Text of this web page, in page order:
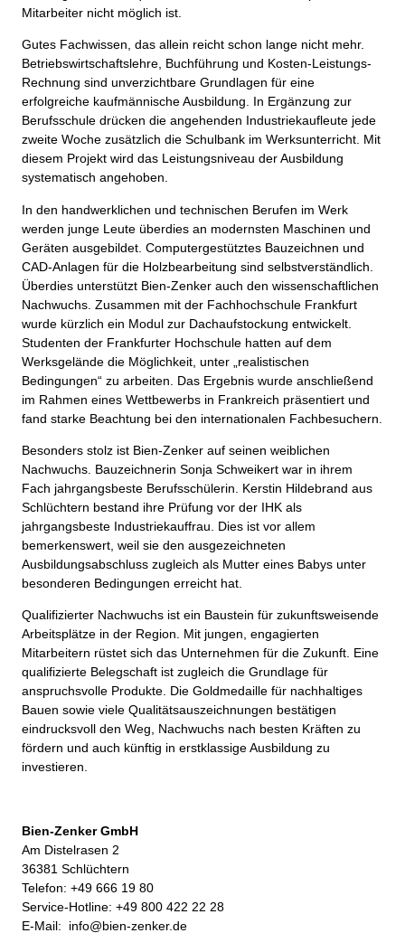
Mitarbeiter nicht möglich ist.
Gutes Fachwissen, das allein reicht schon lange nicht mehr.
Betriebswirtschaftslehre, Buchführung und Kosten-Leistungs-
Rechnung sind unverzichtbare Grundlagen für eine
erfolgreiche kaufmännische Ausbildung. In Ergänzung zur
Berufsschule drücken die angehenden Industriekaufleute jede
zweite Woche zusätzlich die Schulbank im Werksunterricht. Mit
diesem Projekt wird das Leistungsniveau der Ausbildung
systematisch angehoben.
In den handwerklichen und technischen Berufen im Werk
werden junge Leute überdies an modernsten Maschinen und
Geräten ausgebildet. Computergestütztes Bauzeichnen und
CAD-Anlagen für die Holzbearbeitung sind selbstverständlich.
Überdies unterstützt Bien-Zenker auch den wissenschaftlichen
Nachwuchs. Zusammen mit der Fachhochschule Frankfurt
wurde kürzlich ein Modul zur Dachaufstockung entwickelt.
Studenten der Frankfurter Hochschule hatten auf dem
Werksgelände die Möglichkeit, unter „realistischen
Bedingungen“ zu arbeiten. Das Ergebnis wurde anschließend
im Rahmen eines Wettbewerbs in Frankreich präsentiert und
fand starke Beachtung bei den internationalen Fachbesuchern.
Besonders stolz ist Bien-Zenker auf seinen weiblichen
Nachwuchs. Bauzeichnerin Sonja Schweikert war in ihrem
Fach jahrgangsbeste Berufsschülerin. Kerstin Hildebrand aus
Schlüchtern bestand ihre Prüfung vor der IHK als
jahrgangsbeste Industriekauffrau. Dies ist vor allem
bemerkenswert, weil sie den ausgezeichneten
Ausbildungsabschluss zugleich als Mutter eines Babys unter
besonderen Bedingungen erreicht hat.
Qualifizierter Nachwuchs ist ein Baustein für zukunftsweisende
Arbeitsplätze in der Region. Mit jungen, engagierten
Mitarbeitern rüstet sich das Unternehmen für die Zukunft. Eine
qualifizierte Belegschaft ist zugleich die Grundlage für
anspruchsvolle Produkte. Die Goldmedaille für nachhaltiges
Bauen sowie viele Qualitätsauszeichnungen bestätigen
eindrucksvoll den Weg, Nachwuchs nach besten Kräften zu
fördern und auch künftig in erstklassige Ausbildung zu
investieren.
Bien-Zenker GmbH
Am Distelrasen 2
36381 Schlüchtern
Telefon: +49 666 19 80
Service-Hotline: +49 800 422 22 28
E-Mail: info@bien-zenker.de